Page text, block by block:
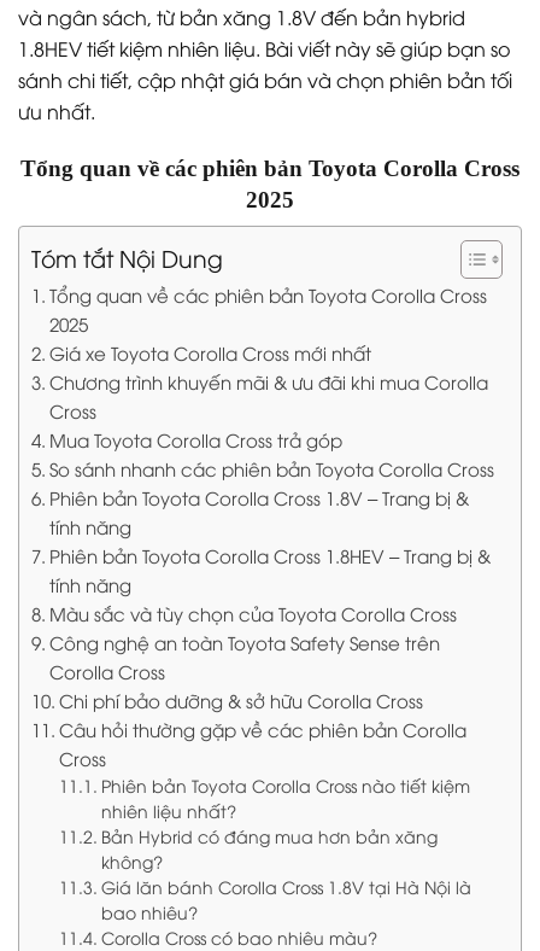
và ngân sách, từ bản xăng 1.8V đến bản hybrid
1.8HEV tiết kiệm nhiên liệu. Bài viết này sẽ giúp bạn so
sánh chi tiết, cập nhật giá bán và chọn phiên bản tối
ưu nhất.
Tổng quan về các phiên bản Toyota Corolla Cross
2025
Tóm tắt Nội Dung
Tổng quan về các phiên bản Toyota Corolla Cross
2025
Giá xe Toyota Corolla Cross mới nhất
Chương trình khuyến mãi & ưu đãi khi mua Corolla
Cross
Mua Toyota Corolla Cross trả góp
So sánh nhanh các phiên bản Toyota Corolla Cross
Phiên bản Toyota Corolla Cross 1.8V – Trang bị &
tính năng
Phiên bản Toyota Corolla Cross 1.8HEV – Trang bị &
tính năng
Màu sắc và tùy chọn của Toyota Corolla Cross
Công nghệ an toàn Toyota Safety Sense trên
Corolla Cross
Chi phí bảo dưỡng & sở hữu Corolla Cross
Câu hỏi thường gặp về các phiên bản Corolla
Cross
Phiên bản Toyota Corolla Cross nào tiết kiệm
nhiên liệu nhất?
Bản Hybrid có đáng mua hơn bản xăng
không?
Giá lăn bánh Corolla Cross 1.8V tại Hà Nội là
bao nhiêu?
Corolla Cross có bao nhiêu màu?